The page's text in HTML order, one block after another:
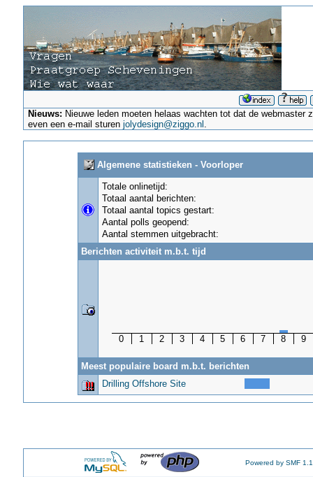
Nieuws: Nieuwe leden moeten helaas wachten tot dat de
even een e-mail sturenjolydesign@ziggo.nl .
Algemene statistieken - Voorloper
Totale onlinetijd:
Totaal aantal berichten:
Totaal aantal topics gestart:
Aantal polls geopend:
Aantal stemmen uitgebracht:
Berichten activiteit m.b.t. tijd
0 1 2 3 4 5 6 7 8 9
Meest populaire board m.b.t. berichten
Drilling Offshore Site
Powered by SMF